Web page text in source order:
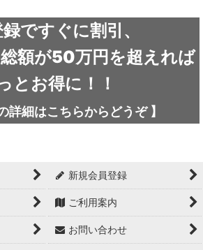
ですぐに割引、
額が50万円を超えれば
とお得に！！
詳細はこちらから どうぞ】
新規会員登録
ご利用案内
お問い合わせ